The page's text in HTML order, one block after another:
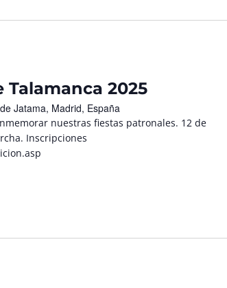
Talamanca 2025
Jatama, Madrid, España
nuestras fiestas patronales. 12 de
Inscripciones